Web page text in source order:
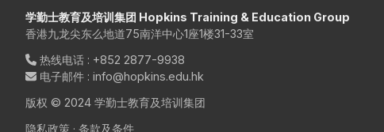
学勤士教育及培训集团 Hopkins Training & Education Group
香港九龙尖东么地道75南洋中心1座1楼31-33室
热线电话 : +852 2877-9938
电子邮件 : info@hopkins.edu.hk
版权 © 2024 学勤士教育及培训集团
隐私政策 · 条款及条件